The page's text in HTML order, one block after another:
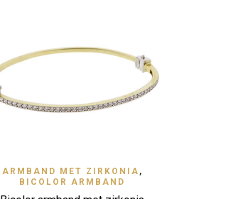
Zet op verlanglijstje Quick View
ARMBAND MET ZIRKONIA ,
BICOLOR ARMBAND